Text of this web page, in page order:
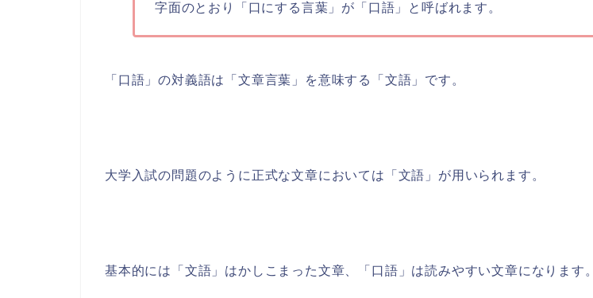
字面のとおり「口にする言葉」が「口語」と呼ばれます。
「口語」の対義語は「文章言葉」を意味する「文語」です。
大学入試の問題のように正式な文章においては「文語」が用いられます。
基本的には「文語」はかしこまった文章、「口語」は読みやすい文章になります。